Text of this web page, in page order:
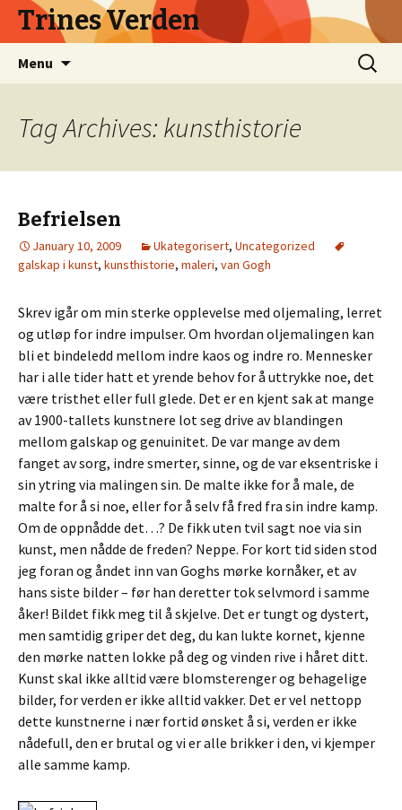
Trines Verden
Menu
Search
for:
Tag Archives: kunsthistorie
Befrielsen
January 10, 2009 Ukategorisert, Uncategorized
galskap i kunst, kunsthistorie, maleri, van Gogh
Skrev igår om min sterke opplevelse med oljemaling, lerret
og utløp for indre impulser. Om hvordan oljemalingen kan
bli et bindeledd mellom indre kaos og indre ro. Mennesker
har i alle tider hatt et yrende behov for å uttrykke noe, det
være tristhet eller full glede. Det er en kjent sak at mange
av 1900-tallets kunstnere lot seg drive av blandingen
mellom galskap og genuinitet. De var mange av dem
fanget av sorg, indre smerter, sinne, og de var eksentriske i
sin ytring via malingen sin. De malte ikke for å male, de
malte for å si noe, eller for å selv få fred fra sin indre kamp.
Om de oppnådde det…? De fikk uten tvil sagt noe via sin
kunst, men nådde de freden? Neppe. For kort tid siden stod
jeg foran og åndet inn van Goghs mørke kornåker, et av
hans siste bilder – før han deretter tok selvmord i samme
åker! Bildet fikk meg til å skjelve. Det er tungt og dystert,
men samtidig griper det deg, du kan lukte kornet, kjenne
den mørke natten lokke på deg og vinden rive i håret ditt.
Kunst skal ikke alltid være blomsterenger og behagelige
bilder, for verden er ikke alltid vakker. Det er vel nettopp
dette kunstnerne i nær fortid ønsket å si, verden er ikke
nådefull, den er brutal og vi er alle brikker i den, vi kjemper
alle samme kamp.